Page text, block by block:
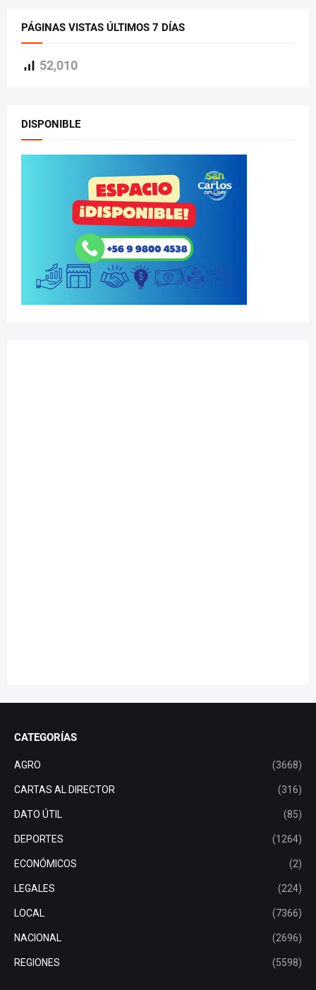
PÁGINAS VISTAS ÚLTIMOS 7 DÍAS
52,010
DISPONIBLE
CATEGORÍAS
AGRO (3668)
CARTAS AL DIRECTOR (316)
DATO ÚTIL (85)
DEPORTES (1264)
ECONÓMICOS (2)
LEGALES (224)
LOCAL (7366)
NACIONAL (2696)
REGIONES (5598)